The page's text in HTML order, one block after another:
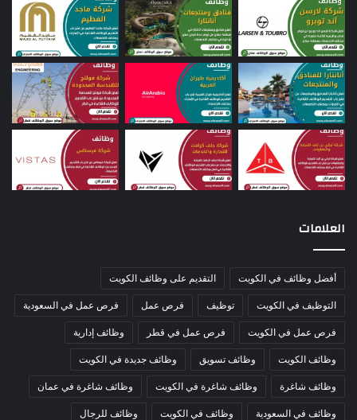
العلامات
أفضل وظائف في الكويت التقديم على وظائف الكويت
التوظيف في الكويت توظيف فرص عمل فرص عمل في السعودية
فرص عمل في الكويت فرص عمل في قطر وظائف إدارية
وظائف الكويت وظائف تسويق وظائف جديدة في الكويت
وظائف شاغرة وظائف شاغرة في الكويت وظائف شاغرة في عمان
وظائف في السعودية وظائف في الكويت وظائف للرجال